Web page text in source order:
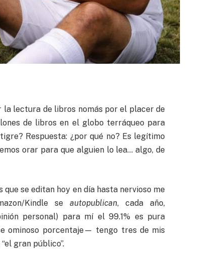
lectura de libros nomás por el placer de
de libros en el globo terráqueo para
Respuesta: ¿por qué no? Es legítimo
orar para que alguien lo lea… algo, de
se editan hoy en día hasta nervioso me
Kindle seautopublican, cada año,
personal) para mí el 99.1% es pura
ominoso porcentaje— tengo tres de mis
gran público”.